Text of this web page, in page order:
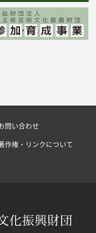
問い合わせ
作権・リンクについて